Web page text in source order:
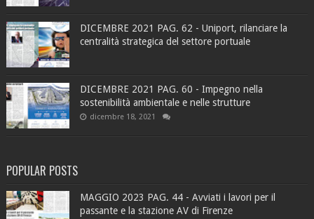
DICEMBRE 2021 PAG. 62 - Uniport, rilanciare la
centralità strategica del settore portuale
DICEMBRE 2021 PAG. 60 - Impegno nella
sostenibilità ambientale e nelle strutture
dicembre 18, 2021
POPULAR POSTS
MAGGIO 2023 PAG. 44 - Avviati i lavori per il
passante e la stazione AV di Firenze